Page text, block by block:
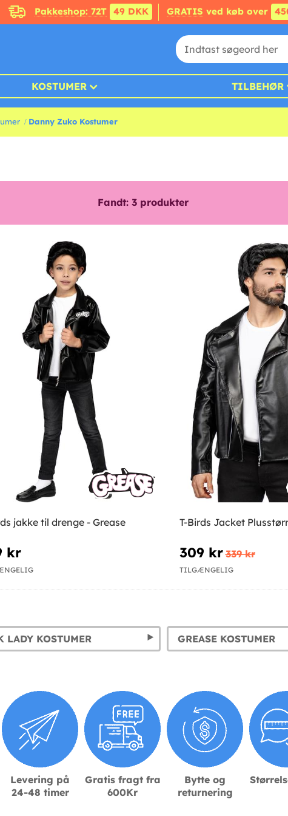
Pakkeshop: 72T 49 DKK GRATIS ved køb over
KOSTUMER TILBEHØR
Danny Zuko Kostumer
Fandt: 3produkter
jakke til drenge - Grease
kr
T-Birds Jacket
309 kr 339 kr
TILGÆNGELIG
LADY KOSTUMER GREASE KOSTUMER
Levering på
24-48 timer
Gratis fragt fra
600Kr
Bytte og
returnering